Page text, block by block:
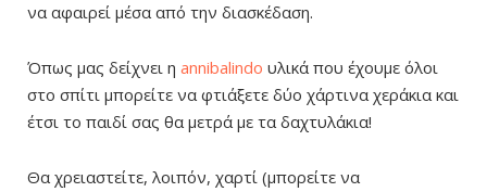
να αφαιρεί μέσα από την διασκέδαση.
Όπως μας δείχνει η annibalindo υλικά που έχουμε όλοι
στο σπίτι μπορείτε να φτιάξετε δύο χάρτινα χεράκια και
έτσι το παιδί σας θα μετρά με τα δαχτυλάκια!
Θα χρειαστείτε, λοιπόν, χαρτί (μπορείτε να